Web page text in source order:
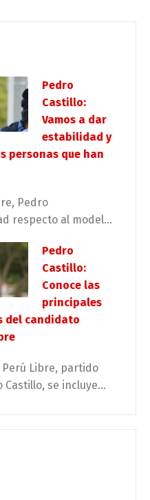
Pedro
Castillo:
Vamos a dar
estabilidad y
personas que han
Pedro
respecto al model...
Pedro
Castillo:
Conoce las
principales
del candidato
Libre, partido
se incluye...